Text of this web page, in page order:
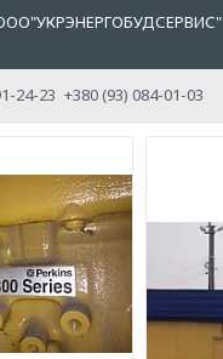
24-23 +380 (93) 084-01-03